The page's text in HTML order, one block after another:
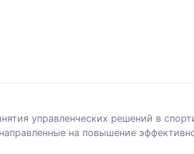
управленческих решений в
на повышение